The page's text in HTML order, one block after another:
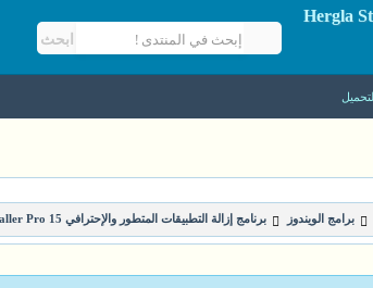
برامج الويندوز برنامج إزالة التطبيقات المتطور والإحترافي IObit Uninstaller Pro 15